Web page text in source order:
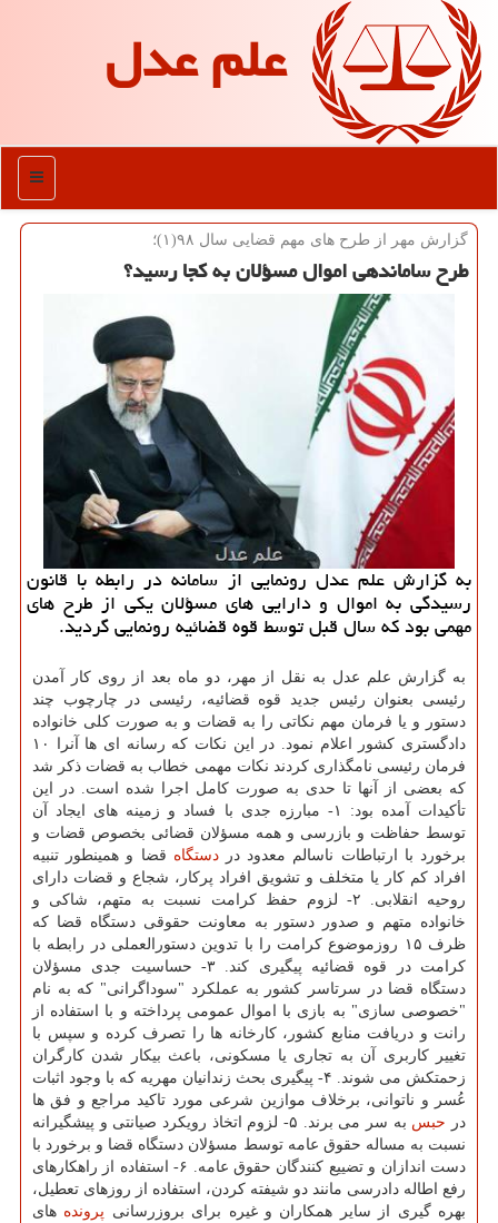
علم عدل
منو
گزارش مهر از طرح های مهم قضایی سال ۹۸(۱)؛
طرح ساماندهی اموال مسؤلان به كجا رسید؟
به گزارش علم عدل رونمایی از سامانه در رابطه با قانون
رسیدگی به اموال و دارایی های مسؤلان یكی از طرح های
مهمی بود كه سال قبل توسط قوه قضائیه رونمایی گردید.
به گزارش علم عدل به نقل از مهر، دو ماه بعد از روی كار آمدن
رئیسی بعنوان رئیس جدید قوه قضائیه، رئیسی در چارچوب چند
دستور و یا فرمان مهم نكاتی را به قضات و به صورت كلی خانواده
دادگستری كشور اعلام نمود. در این نكات كه رسانه ای ها آنرا ۱۰
فرمان رئیسی نامگذاری كردند نكات مهمی خطاب به قضات ذكر شد
كه بعضی از آنها تا حدی به صورت كامل اجرا شده است. در این
تأكیدات آمده بود: ۱- مبارزه جدی با فساد و زمینه های ایجاد آن
توسط حفاظت و بازرسی و همه مسؤلان قضائی بخصوص قضات و
برخورد با ارتباطات ناسالم معدود دردستگاه قضا و همینطور تنبیه
افراد كم كار یا متخلف و تشویق افراد پركار، شجاع و قضات دارای
روحیه انقلابی. ۲️- لزوم حفظ كرامت نسبت به متهم، شاكی و
خانواده متهم و صدور دستور به معاونت حقوقی دستگاه قضا كه
ظرف ۱۵ روزموضوع كرامت را با تدوین دستورالعملی در رابطه با
كرامت در قوه قضائیه پیگیری كند. ۳️- حساسیت جدی مسؤلان
دستگاه قضا در سرتاسر كشور به عملكرد "سوداگرانی" كه به نام
"خصوصی سازی" به بازی با اموال عمومی پرداخته و با استفاده از
رانت و دریافت منابع كشور، كارخانه ها را تصرف كرده و سپس با
تغییر كاربری آن به تجاری یا مسكونی، باعث بیكار شدن كارگران
زحمتكش می شوند. ۴️- پیگیری بحث زندانیان مهریه كه با وجود اثبات
عُسر و ناتوانی، برخلاف موازین شرعی مورد تاكید مراجع و فق ها
در حبس
به سر می برند. ۵️- لزوم اتخاذ رویكرد صیانتی و پیشگیرانه
نسبت به مساله حقوق عامه توسط مسؤلان دستگاه قضا و برخورد با
دست اندازان و تضییع كنندگان حقوق عامه. ۶️- استفاده از راهكارهای
رفع اطاله دادرسی مانند دو شیفته كردن، استفاده از روزهای تعطیل،
بهره گیری از سایر همكاران و غیره برای بروزرسانی پرونده های